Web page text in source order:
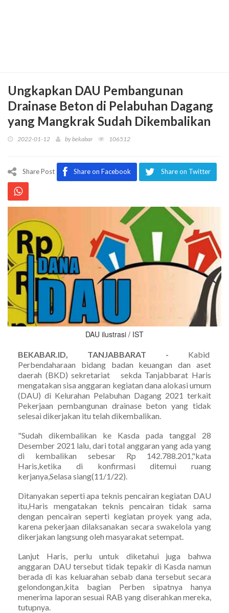
Ungkapkan DAU Pembangunan
Drainase Beton di Pelabuhan Dagang
yang Mangkrak Sudah Dikembalikan
2022-01-12 bybekabar 106512
Share Post Share on Facebook Share on Twitter
DAU ilustrasi / IST
BEKABAR.ID, TANJABBARAT - Kabid
Perbendaharaan bidang badan keuangan dan aset
daerah (BKD) sekretariat sekda Tanjabbarat Haris
mengatakan sisa anggaran kegiatan dana alokasi umum
(DAU) di Kelurahan Pelabuhan Dagang 2021 terkait
Pekerjaan pembangunan drainase beton yang tidak
selesai dikerjakan itu telah dikembalikan.
"Sudah dikembalikan ke Kasda pada tanggal 28
Desember 2021 lalu, dari total anggaran yang ada yang
di kembalikan sebesar Rp 142.788.201,"kata
Haris,ketika di konfirmasi ditemui ruang
kerjanya,Selasa siang(11/1/22).
Ditanyakan seperti apa teknis pencairan kegiatan DAU
itu,Haris mengatakan teknis pencairan tidak sama
dengan pencairan seperti kegiatan proyek yang ada,
karena pekerjaan dilaksanakan secara swakelola yang
dikerjakan langsung oleh masyarakat setempat.
Lanjut Haris, perlu untuk diketahui juga bahwa
anggaran DAU tersebut tidak tepakir di Kasda namun
berada di kas keluarahan sebab dana tersebut secara
gelondongan,kita bagian Perben sipatnya hanya
menerima laporan sesuai RAB yang diserahkan mereka,
tutupnya.